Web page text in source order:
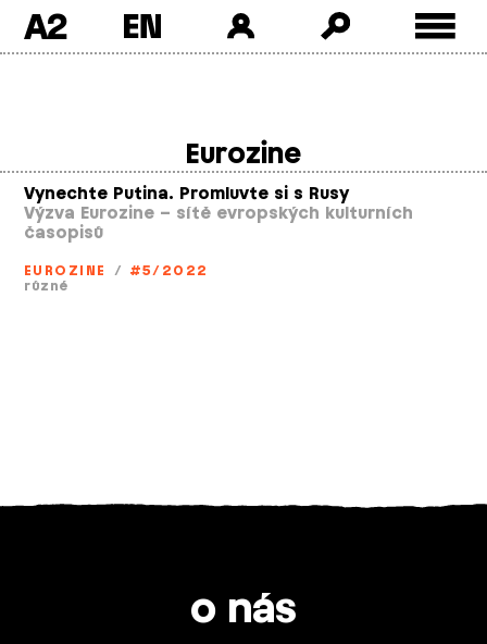
A2
Eurozine
Vynechte Putina. Promluvte si s Rusy
Výzva Eurozine – sítě evropských kulturních
časopisů
EUROZINE / #5/2022
různé
o nás